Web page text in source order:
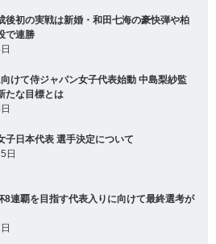
後初の実戦は新婚・和田七海の豪快弾や柏
で連勝
けて侍ジャパン女子代表始動 中島梨紗監
たな目標とは
子日本代表 選手決定について
日
8連覇を目指す代表入りに向けて最終選考が